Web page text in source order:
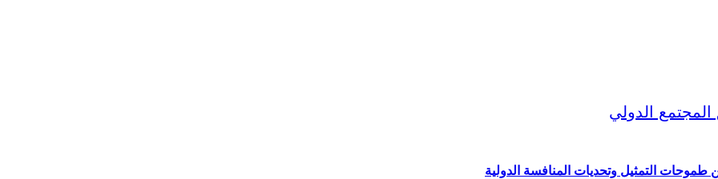
طموحات التمثيل وتحديات المنافسة الدولية